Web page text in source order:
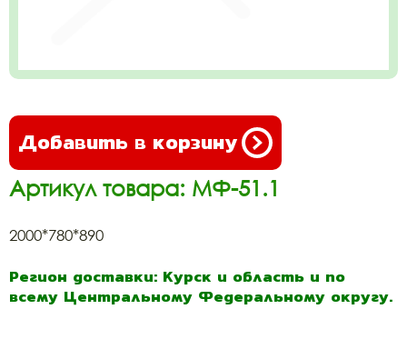
Добавить в корзину
Артикул товара: МФ-51.1
2000*780*890
Регион доставки: Курск и область и по
всему Центральному Федеральному округу.